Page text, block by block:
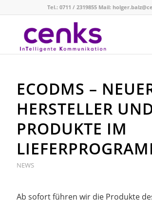
Tel.: 0711 / 2319855 Mail:
ECODMS –
HERSTELLER
PRODUKTE IM
NEWS
Ab sofort führen wir die Produkte